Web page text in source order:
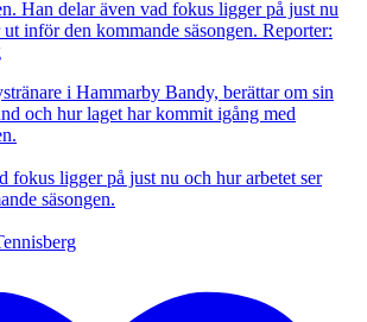
i Hammarby Bandy, berättar om sin
och hur laget har kommit igång med
fokus ligger på just nu och hur arbetet ser
säsongen.